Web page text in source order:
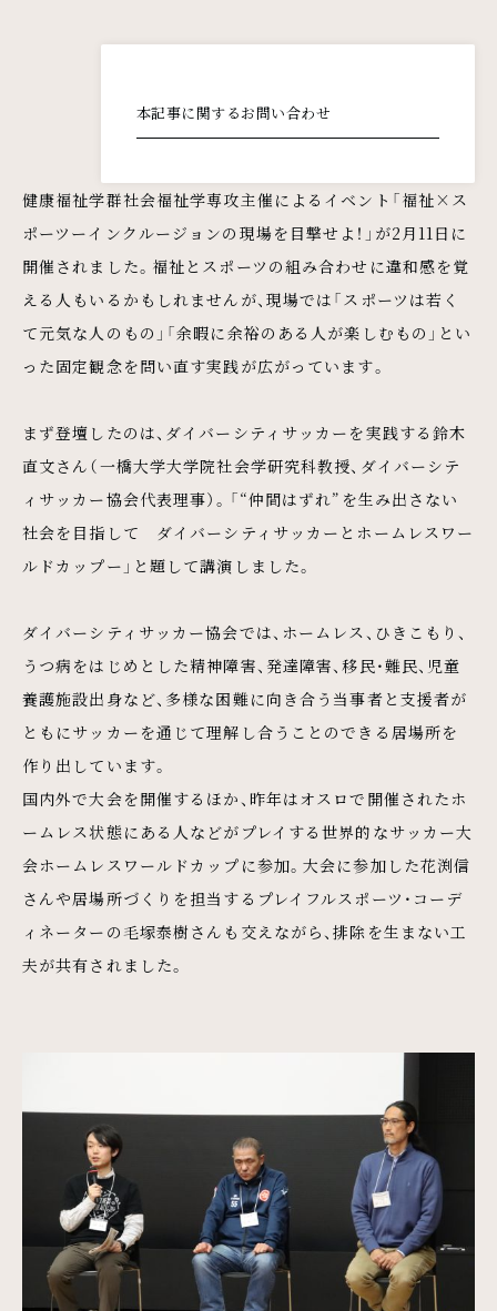
本記事に関するお問い合わせ
健康福祉学群社会福祉学専攻主催によるイベント「福祉×ス
ポーツーインクルージョンの現場を目撃せよ！」が2月11日に
開催されました。福祉とスポーツの組み合わせに違和感を覚
える人もいるかもしれませんが、現場では「スポーツは若く
て元気な人のもの」「余暇に余裕のある人が楽しむもの」とい
った固定観念を問い直す実践が広がっています。
まず登壇したのは、ダイバーシティサッカーを実践する鈴木
直文さん（一橋大学大学院社会学研究科教授、ダイバーシテ
ィサッカー協会代表理事）。「“仲間はずれ”を生み出さない
社会を目指して ダイバーシティサッカーとホームレスワー
ルドカップー」と題して講演しました。
ダイバーシティサッカー協会では、ホームレス、ひきこもり、
うつ病をはじめとした精神障害、発達障害、移民・難民、児童
養護施設出身など、多様な困難に向き合う当事者と支援者が
ともにサッカーを通じて理解し合うことのできる居場所を
作り出しています。
国内外で大会を開催するほか、昨年はオスロで開催されたホ
ームレス状態にある人などがプレイする世界的なサッカー大
会ホームレスワールドカップに参加。大会に参加した花渕信
さんや居場所づくりを担当するプレイフルスポーツ・コーデ
ィネーターの毛塚泰樹さんも交えながら、排除を生まない工
夫が共有されました。